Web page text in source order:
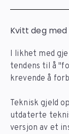
Kvitt deg
I likhet med
tendens til å
krevende å
Teknisk gjeld
utdaterte
versjon av et